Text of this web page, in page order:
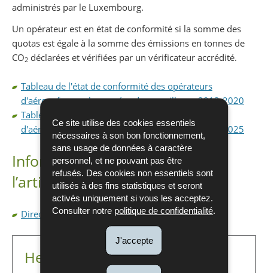
Ce site utilise des cookies essentiels
nécessaires à son bon fonctionnement,
sans usage de données à caractère
personnel, et ne pouvant pas être
refusés. Des cookies non essentiels sont
utilisés à des fins statistiques et seront
activés uniquement si vous les acceptez.
Consulter notre politique de confidentialité
J'accepte
administrés par le Luxembourg.
Un opérateur est en état de conformité si la somme des
quotas est égale à la somme des émissions en tonnes de
CO2 déclarées et vérifiées par un vérificateur accrédité.
Tableau de l'état de conformité des opérateurs
d'aéronefs pour les années de surveillance 2013-2020
Tableau de l'état de conformité des opérateurs
d'aéronefs pour les années de surveillance 2021-2025
Informations conformément à
l’article 16(2) de la directive ETS
Directive_ETS_Art_16(2)
Helpdesk ETS